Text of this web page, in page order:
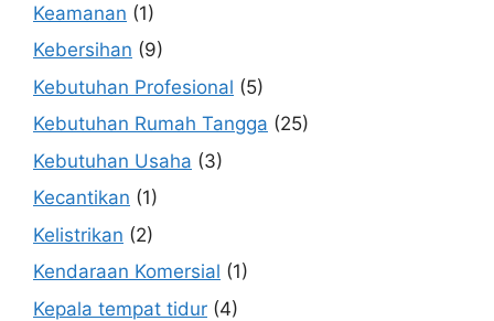
Keamanan (1)
Kebersihan (9)
Kebutuhan Profesional (5)
Kebutuhan Rumah Tangga (25)
Kebutuhan Usaha (3)
Kecantikan (1)
Kelistrikan (2)
Kendaraan Komersial (1)
Kepala tempat tidur (4)